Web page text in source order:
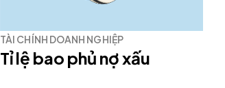
TÀI CHÍNH DOANH NGHIỆP
Tỉ lệ bao phủ nợ xấu